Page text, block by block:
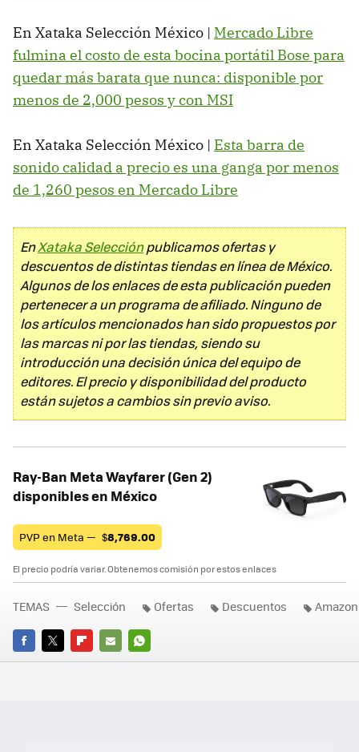
En Xataka Selección México | Mercado Libre
fulmina el costo de esta bocina portátil Bose para
quedar más barata que nunca: disponible por
menos de 2,000 pesos y con MSI
En Xataka Selección México | Esta barra de
sonido calidad a precio es una ganga por menos
de 1,260 pesos en Mercado Libre
EnXataka Selecciónpublicamos ofertas y
descuentos de distintas tiendas en línea de México.
Algunos de los enlaces de esta publicación pueden
pertenecer a un programa de afiliado. Ninguno de
los artículos mencionados han sido propuestos por
las marcas ni por las tiendas, siendo su
introducción una decisión única del equipo de
editores. El precio y disponibilidad del producto
están sujetos a cambios sin previo aviso.
Ray-Ban Meta Wayfarer (Gen 2)
disponibles en México
PVP en Meta — $8,769.00
El precio podría variar. Obtenemos comisión por estos enlaces
FACEBOOK
TWITTERFLIPBOARD
E-
WHATSAPP
TEMAS Selección Ofertas Descuentos